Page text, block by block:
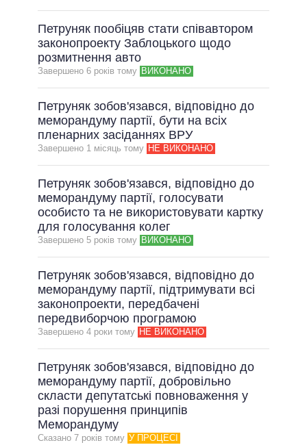
Петруняк пообіцяв стати співавтором
законопроекту Заблоцького щодо
розмитнення авто
Завершено 6 рокiв тому ВИКОНАНО
Петруняк зобов'язався, відповідно до
меморандуму партії, бути на всіх
пленарних засіданнях ВРУ
Завершено 1 мiсяць тому НЕ ВИКОНАНО
Петруняк зобов'язався, відповідно до
меморандуму партії, голосувати
особисто та не використовувати картку
для голосування колег
Завершено 5 рокiв тому ВИКОНАНО
Петруняк зобов'язався, відповідно до
меморандуму партії, підтримувати всі
законопроекти, передбачені
передвиборчою програмою
Завершено 4 роки тому НЕ ВИКОНАНО
Петруняк зобов'язався, відповідно до
меморандуму партії, добровільно
скласти депутатські повноваження у
разі порушення принципів
Меморандуму
Сказано 7 рокiв тому У ПРОЦЕСІ